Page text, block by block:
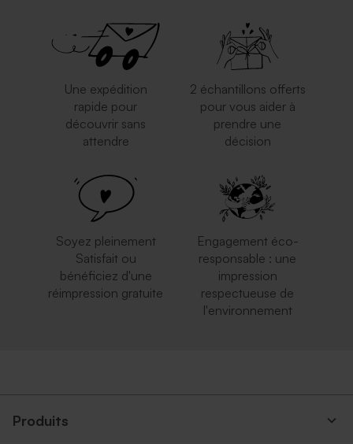
Enveloppe rouge
Enveloppe rectangulaire
Une expédition
rapide pour
découvrir sans
attendre
2 échantillons offerts
pour vous aider à
prendre une
décision
Soyez pleinement
Satisfait ou
bénéficiez d'une
réimpression gratuite
Engagement éco-
responsable : une
impression
respectueuse de
l'environnement
Produits